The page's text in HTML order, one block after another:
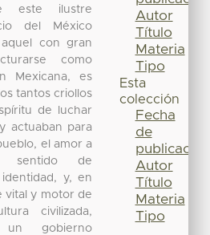
este ilustre
del México
con gran
como
Mexicana, es
tantos criollos
de luchar
actuaban para
el amor a
sentido de
y, en
vital y motor de
civilizada,
un gobierno
Autor
Título
Materia
Tipo
Esta
colección
Fecha
de
publicación
Autor
Título
Materia
Tipo